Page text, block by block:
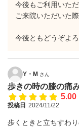
今後もご利用いた
ご来院いただいた
今後ともどうぞよ
Y・M さん
歩きの時の膝の痛
5.00
投稿日 2024/11/22
歩くときと立ちすわ